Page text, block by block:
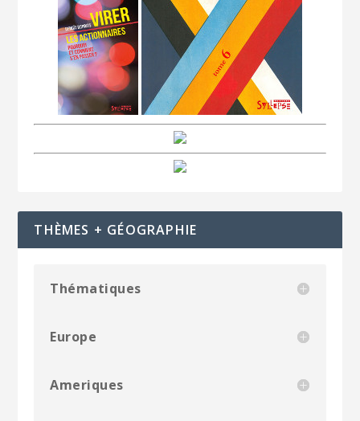
THÈMES + GÉOGRAPHIE
Thématiques
Europe
Ameriques